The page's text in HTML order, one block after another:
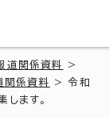
道関係資料
>
係資料
> 令和
ます。